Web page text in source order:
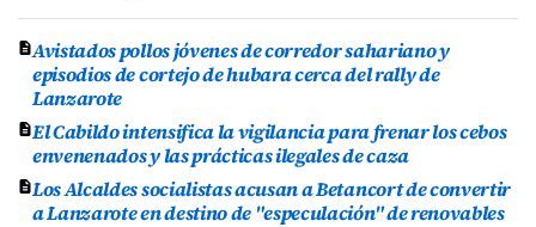
Avistados pollos jóvenes de corredor sahariano y
episodios de cortejo de hubara cerca del rally de
Lanzarote
El Cabildo intensifica la vigilancia para frenar los cebos
envenenados y las prácticas ilegales de caza
Los Alcaldes socialistas acusan a Betancort de convertir
a Lanzarote en destino de "especulación" de renovables